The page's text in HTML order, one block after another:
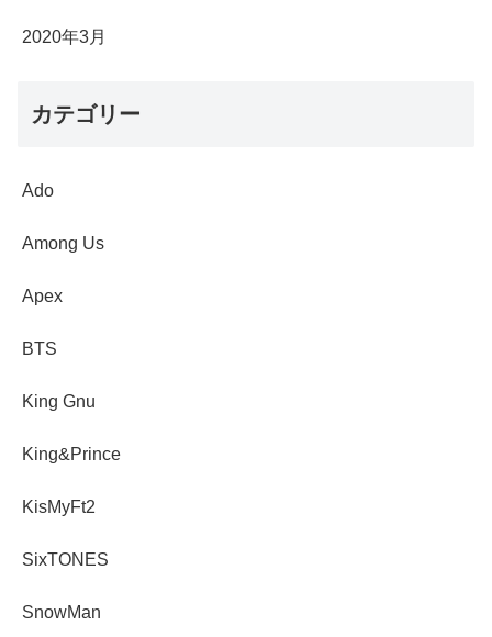
2020年3月
カテゴリー
Ado
Among Us
Apex
BTS
King Gnu
King&Prince
KisMyFt2
SixTONES
SnowMan